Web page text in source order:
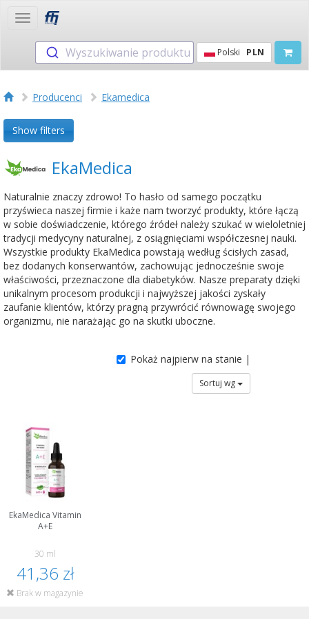
Toggle
Wyszukiwanie produktu Polski PLN
Producenci Ekamedica
Show filters
EkaMedica
Naturalnie znaczy zdrowo! To hasło od samego początku
przyświeca naszej firmie i każe nam tworzyć produkty, które łączą
w sobie doświadczenie, którego źródeł należy szukać w wieloletniej
tradycji medycyny naturalnej, z osiągnięciami współczesnej nauki.
Wszystkie produkty EkaMedica powstają według ścisłych zasad,
bez dodanych konserwantów, zachowując jednocześnie swoje
właściwości, przeznaczone dla diabetyków. Nasze preparaty dzięki
unikalnym procesom produkcji i najwyższej jakości zyskały
zaufanie klientów, którzy pragną przywrócić równowagę swojego
organizmu, nie narażając go na skutki uboczne.
Pokaż najpierw na stanie |
Sortuj wg
EkaMedica Vitamin
A+E
30 ml
41,36 zł
Brak w magazynie